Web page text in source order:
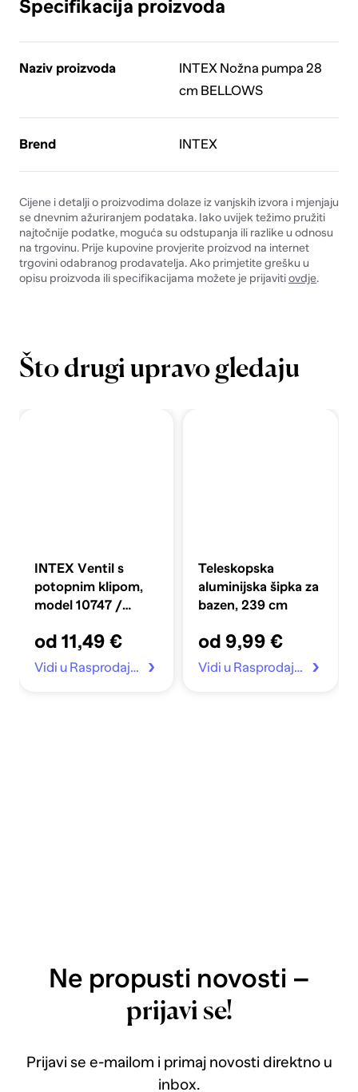
Specifikacija proizvoda
Naziv proizvoda
INTEX Nožna pumpa 28
cm BELLOWS
Brend INTEX
Cijene i detalji o proizvodima dolaze iz vanjskih izvora i mjenjaju
se dnevnim ažuriranjem podataka. Iako uvijek težimo pružiti
najtočnije podatke, moguća su odstupanja ili razlike u odnosu
na trgovinu. Prije kupovine provjerite proizvod na internet
trgovini odabranog prodavatelja. Ako primjetite grešku u
opisu proizvoda ili specifikacijama možete je prijavitiovdje.
Što drugi upravo gledaju
INTEX Ventil s
potopnim klipom,
model 10747 /
od 11,49 €
Vidi u Rasprodaja.eu
Teleskopska
aluminijska šipka za
bazen, 239 cm
od 9,99 €
Vidi u Rasprodaja.eu
Ne propusti novosti –
prijavi se!
Prijavi se e-mailom i primaj novosti direktno u
inbox.